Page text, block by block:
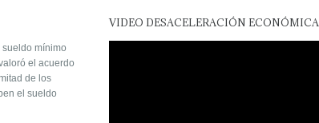
mínimo
el acuerdo
de los
el sueldo
VIDEO DESACELERACIÓN ECONÓMICA